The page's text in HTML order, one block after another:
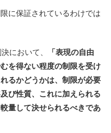
に保証されているわけでは
において、
「表現の自由
を得ない程度の制限を受け
るかどうかは、制限が必要
び性質、これに加えられる
量して決せられるべきであ